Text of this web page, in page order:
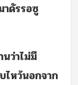
ดัรรอซู
ว่าไม่มี
ไหว้นอกจาก